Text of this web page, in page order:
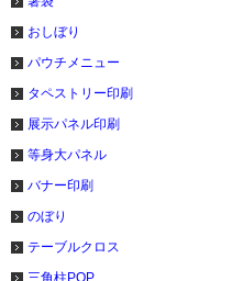
おしぼり
パウチメニュー
タペストリー印刷
展示パネル印刷
等身大パネル
バナー印刷
のぼり
テーブルクロス
三角柱POP